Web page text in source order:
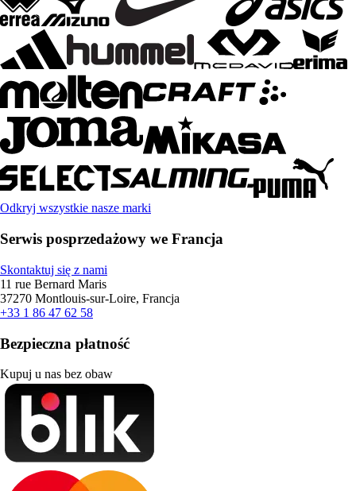
Odkryj wszystkie nasze marki
Serwis posprzedażowy we Francja
Skontaktuj się z nami
11 rue Bernard Maris
37270 Montlouis-sur-Loire, Francja
+33 1 86 47 62 58
Bezpieczna płatność
Kupuj u nas bez obaw